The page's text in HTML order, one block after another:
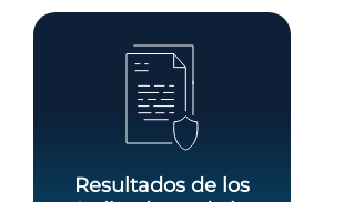
Resultados de los